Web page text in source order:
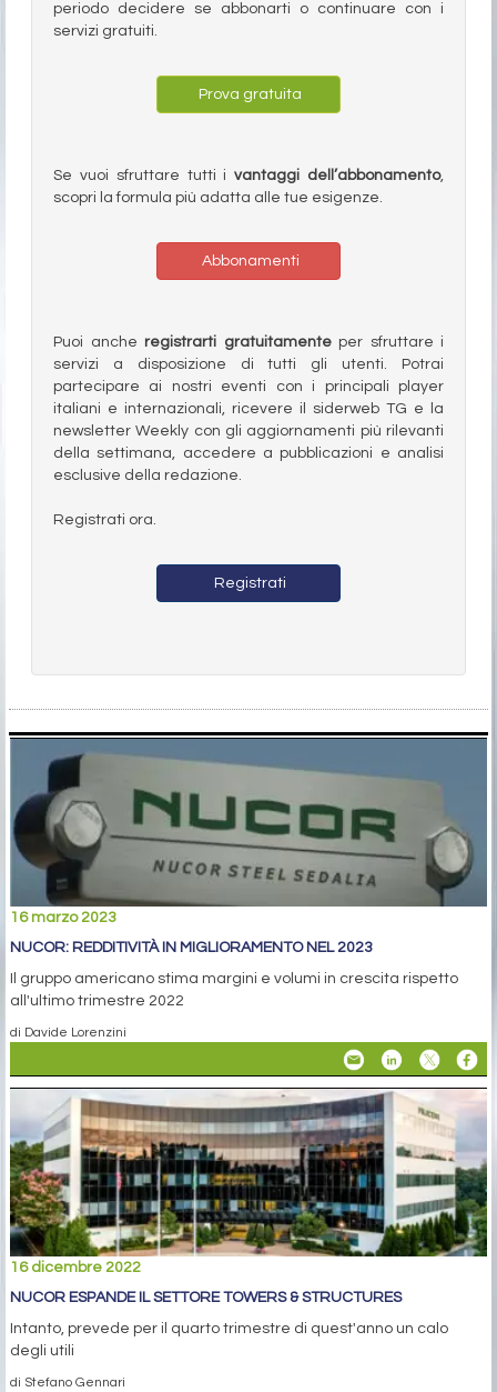
periodo decidere se abbonarti o continuare con i
servizi gratuiti.
Prova gratuita
Se vuoi sfruttare tutti ivantaggi dell’abbonamento,
scopri la formula più adatta alle tue esigenze.
Abbonamenti
Puoi anche registrarti gratuitamenteper sfruttare i
servizi a disposizione di tutti gli utenti. Potrai
partecipare ai nostri eventi con i principali player
italiani e internazionali, ricevere il siderweb TG e la
newsletter Weekly con gli aggiornamenti più rilevanti
della settimana, accedere a pubblicazioni e analisi
esclusive della redazione.
Registrati ora.
Registrati
16 marzo 2023
NUCOR: REDDITIVITÀ IN MIGLIORAMENTO NEL 2023
Il gruppo americano stima margini e volumi in crescita rispetto
all'ultimo trimestre 2022
di Davide Lorenzini
16 dicembre 2022
NUCOR ESPANDE IL SETTORE TOWERS & STRUCTURES
Intanto, prevede per il quarto trimestre di quest'anno un calo
degli utili
di Stefano Gennari